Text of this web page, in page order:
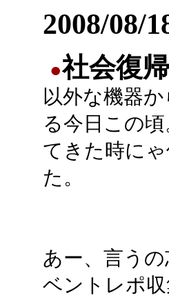
2008/08/
●社会復帰
以外な機器
る今日この
てきた時に
た。
あー、言う
ベントレポ